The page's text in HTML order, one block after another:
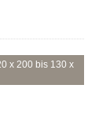
x 200 bis 130 x